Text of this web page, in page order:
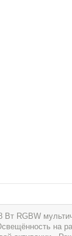
RGBW
на